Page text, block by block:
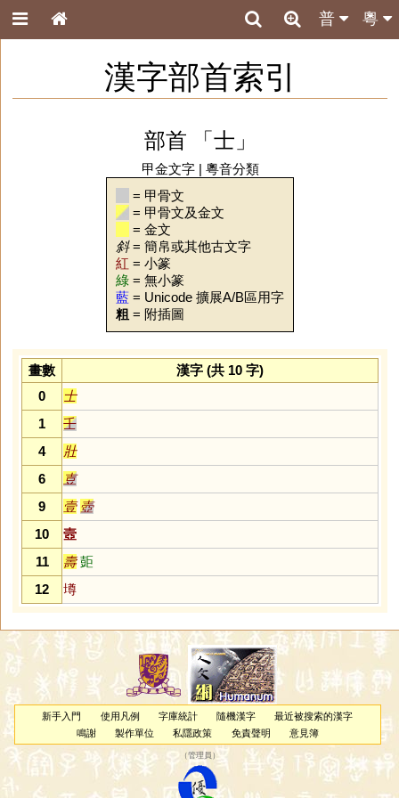
粵
普
漢字部首索引
部首 「士」
甲金文字| 粵音分類
= 甲骨文
= 甲骨文及金文
= 金文
斜= 簡帛或其他古文字
紅 = 小篆
綠 = 無小篆
藍 = Unicode 擴展A/B區用字
粗 = 附插圖
畫數
漢字 (共 10 字)
0
士
1
壬
4
壯
6
壴
9
壹 壺
10
壼
11
壽 壾
12
壿
新手入門 使用凡例 字庫統計 隨機漢字
最近被搜索的漢字
鳴謝
製作單位 私隱政策 免責聲明 意見簿
（管理員 ）